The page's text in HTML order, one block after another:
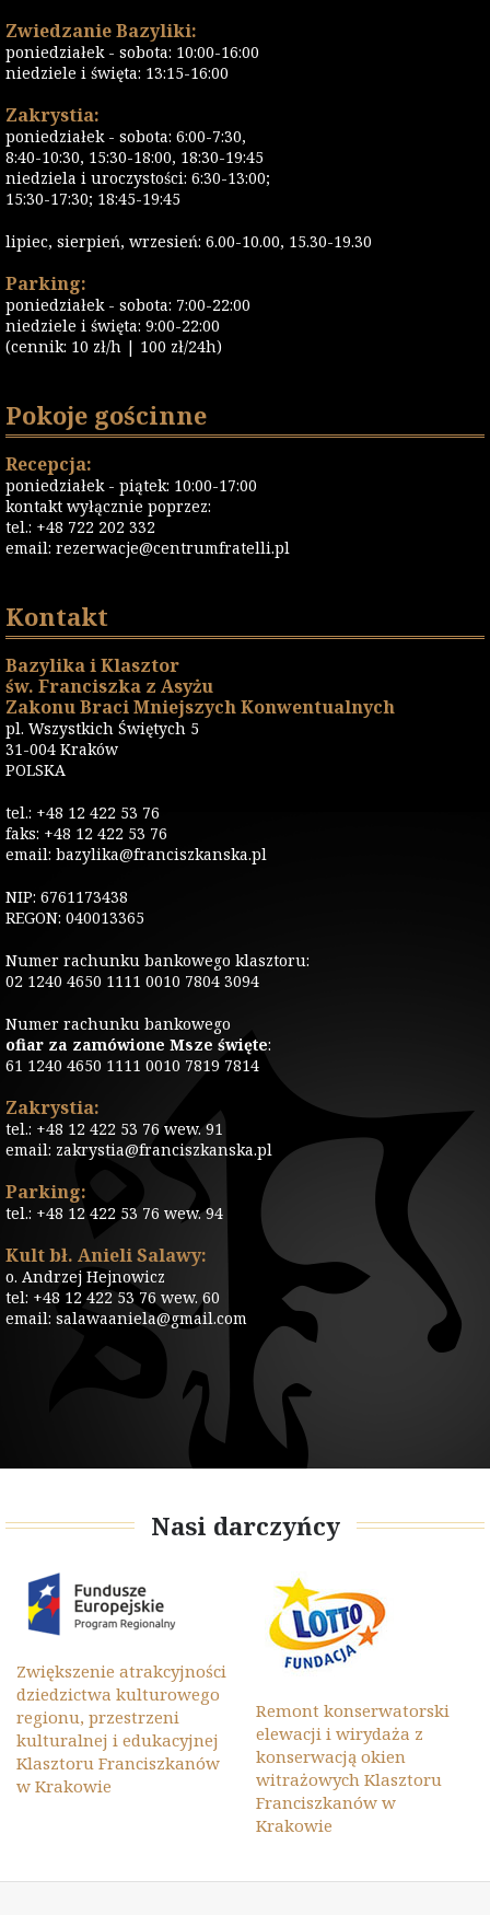
Zwiedzanie Bazyliki:
poniedziałek - sobota: 10:00-16:00
niedziele i święta: 13:15-16:00
Zakrystia:
poniedziałek - sobota: 6:00-7:30,
8:40-10:30, 15:30-18:00, 18:30-19:45
niedziela i uroczystości: 6:30-13:00;
15:30-17:30; 18:45-19:45
lipiec, sierpień, wrzesień: 6.00-10.00, 15.30-19.30
Parking:
poniedziałek - sobota: 7:00-22:00
niedziele i święta: 9:00-22:00
(cennik: 10 zł/h | 100 zł/24h)
Pokoje gościnne
Recepcja:
poniedziałek - piątek: 10:00-17:00
kontakt wyłącznie poprzez:
tel.: +48 722 202 332
email: rezerwacje@centrumfratelli.pl
Kontakt
Bazylika i Klasztor
św. Franciszka z Asyżu
Zakonu Braci Mniejszych Konwentualnych
pl. Wszystkich Świętych 5
31-004 Kraków
POLSKA
tel.: +48 12 422 53 76
faks: +48 12 422 53 76
email: bazylika@franciszkanska.pl
NIP: 6761173438
REGON: 040013365
Numer rachunku bankowego klasztoru:
02 1240 4650 1111 0010 7804 3094
Numer rachunku bankowego
ofiar za zamówione Msze święte:
61 1240 4650 1111 0010 7819 7814
Zakrystia:
tel.: +48 12 422 53 76 wew. 91
email: zakrystia@franciszkanska.pl
Parking:
tel.: +48 12 422 53 76 wew. 94
Kult bł. Anieli Salawy:
o. Andrzej Hejnowicz
tel: +48 12 422 53 76 wew. 60
email: salawaaniela@gmail.com
Nasi darczyńcy
Zwiększenie atrakcyjności
dziedzictwa kulturowego
regionu, przestrzeni
kulturalnej i edukacyjnej
Klasztoru Franciszkanów
w Krakowie
Remont konserwatorski
elewacji i wirydaża z
konserwacją okien
witrażowych Klasztoru
Franciszkanów w
Krakowie